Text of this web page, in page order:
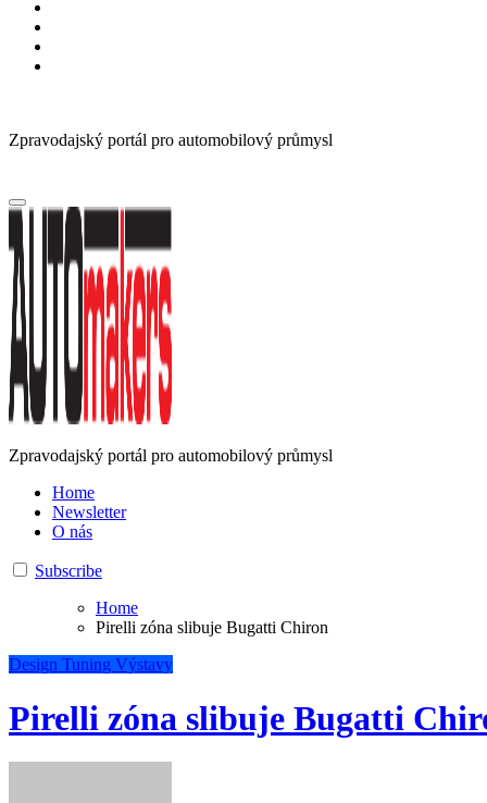
Zpravodajský portál pro automobilový průmysl
Zpravodajský portál pro automobilový průmysl
Home
Newsletter
O nás
Subscribe
Home
Pirelli zóna slibuje Bugatti Chiron
Design Tuning Výstavy
Pirelli zóna slibuje Bugatti